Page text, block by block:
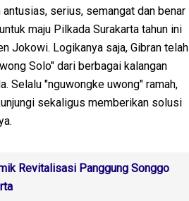
serius, semangat dan benar
maju Pilkada Surakarta tahun ini
Jokowi. Logikanya saja, Gibran telah
Solo" dari berbagai kalangan
Selalu "nguwongke uwong" ramah,
sekaligus memberikan solusi
Revitalisasi Panggung Songgo